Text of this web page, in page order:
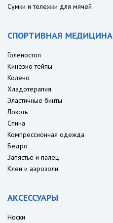
Сумки и тележки для мячей
СПОРТИВНАЯ МЕДИЦИНА
Голеностоп
Кинезио тейпы
Колено
Хладотерапия
Эластичные бинты
Локоть
Спина
Компрессионная одежда
Бедро
Запястье и палец
Клеи и аэрозоли
АКСЕССУАРЫ
Носки